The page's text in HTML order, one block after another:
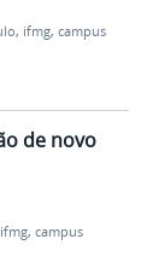
, ifmg, campus
de novo
ifmg, campus